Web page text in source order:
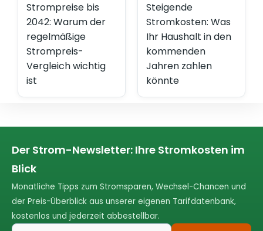
Strompreise bis
2042: Warum der
regelmäßige
Strompreis-
Vergleich wichtig
ist
Steigende
Stromkosten: Was
Ihr Haushalt in den
kommenden
Jahren zahlen
könnte
Der Strom-Newsletter: Ihre Stromkosten im
Blick
Monatliche Tipps zum Stromsparen, Wechsel-Chancen und
der Preis-Überblick aus unserer eigenen Tarifdatenbank,
kostenlos und jederzeit abbestellbar.